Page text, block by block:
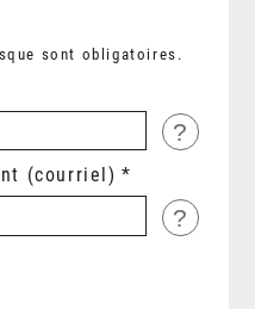
sont obligatoires.
?
(courriel)
?